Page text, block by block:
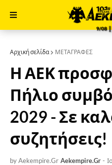
9/08
Αρχική σελίδα ΜΕΤΑΓΡΑΦΕΣ
Η ΑΕΚ
Πήλιο
2029 - Σε
συζητήσεις!
by Aekempire.Gr Aekempire.Gr -